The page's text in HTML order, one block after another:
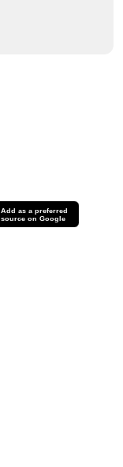
Add as a preferred
source on Google